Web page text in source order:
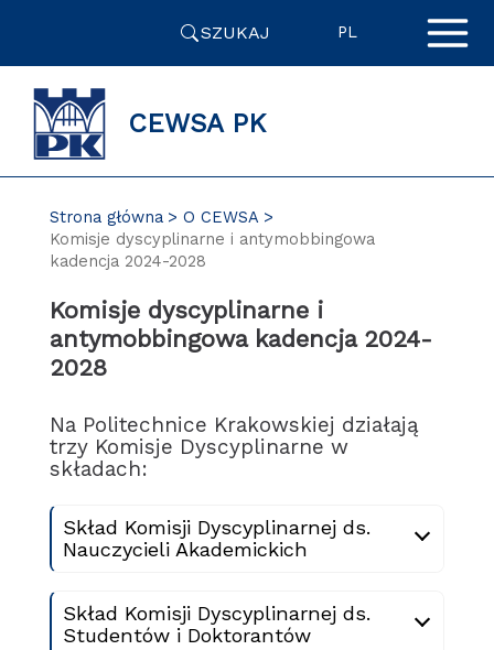
SZUKAJ PL
CEWSA PK
Strona główna
O CEWSA
Komisje dyscyplinarne i antymobbingowa
kadencja 2024-2028
Komisje dyscyplinarne i
antymobbingowa kadencja 2024-
2028
Na Politechnice Krakowskiej działają
trzy Komisje Dyscyplinarne w
składach:
Skład Komisji Dyscyplinarnej ds.
Nauczycieli Akademickich
Skład Komisji Dyscyplinarnej ds.
Studentów i Doktorantów